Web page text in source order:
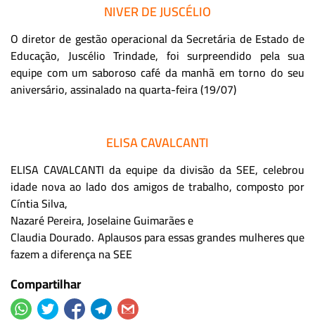
NIVER DE JUSCÉLIO
O diretor de gestão operacional da Secretária de Estado de
Educação, Juscélio Trindade, foi surpreendido pela sua
equipe com um saboroso café da manhã em torno do seu
aniversário, assinalado na quarta-feira (19/07)
ELISA CAVALCANTI
ELISA CAVALCANTI da equipe da divisão da SEE, celebrou
idade nova ao lado dos amigos de trabalho, composto por
Cíntia Silva,
Nazaré Pereira, Joselaine Guimarães e
Claudia Dourado. Aplausos para essas grandes mulheres que
fazem a diferença na SEE
Compartilhar